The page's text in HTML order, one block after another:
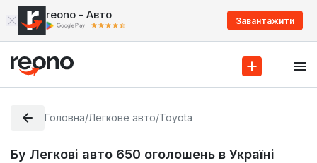
reono - Авто Завантажити
Головна/Легкове авто/Toyota
Бу Легкові авто 650 оголошень в Україні